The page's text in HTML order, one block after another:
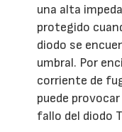
una alta
protegido
diodo se
umbral. Por
corriente de
puede
fallo del diodo